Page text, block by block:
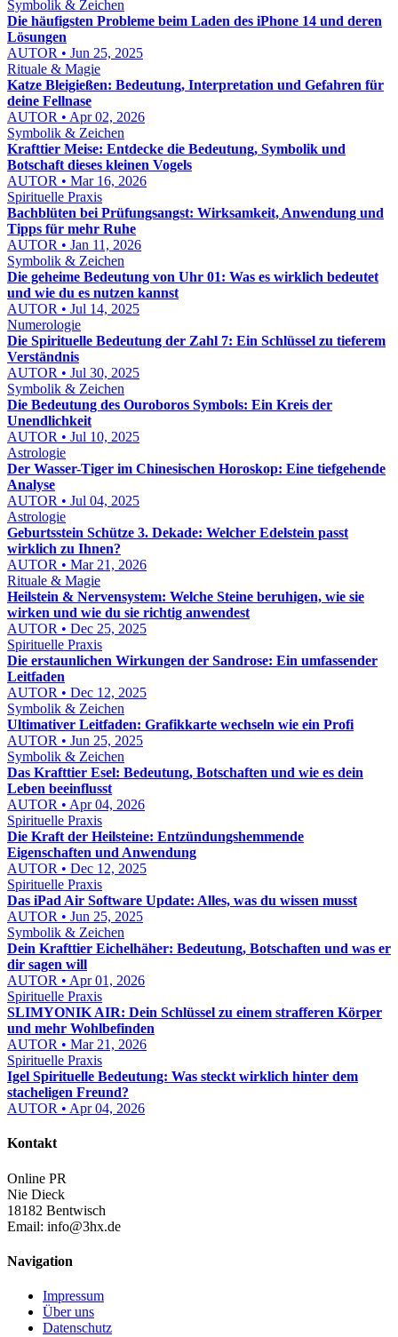
Symbolik & Zeichen
Die häufigsten Probleme beim Laden des iPhone 14 und deren
Lösungen
AUTOR • Jun 25, 2025
Rituale & Magie
Katze Bleigießen: Bedeutung, Interpretation und Gefahren für
deine Fellnase
AUTOR • Apr 02, 2026
Symbolik & Zeichen
Krafttier Meise: Entdecke die Bedeutung, Symbolik und
Botschaft dieses kleinen Vogels
AUTOR • Mar 16, 2026
Spirituelle Praxis
Bachblüten bei Prüfungsangst: Wirksamkeit, Anwendung und
Tipps für mehr Ruhe
AUTOR • Jan 11, 2026
Symbolik & Zeichen
Die geheime Bedeutung von Uhr 01: Was es wirklich bedeutet
und wie du es nutzen kannst
AUTOR • Jul 14, 2025
Numerologie
Die Spirituelle Bedeutung der Zahl 7: Ein Schlüssel zu tieferem
Verständnis
AUTOR • Jul 30, 2025
Symbolik & Zeichen
Die Bedeutung des Ouroboros Symbols: Ein Kreis der
Unendlichkeit
AUTOR • Jul 10, 2025
Astrologie
Der Wasser-Tiger im Chinesischen Horoskop: Eine tiefgehende
Analyse
AUTOR • Jul 04, 2025
Astrologie
Geburtsstein Schütze 3. Dekade: Welcher Edelstein passt
wirklich zu Ihnen?
AUTOR • Mar 21, 2026
Rituale & Magie
Heilstein & Nervensystem: Welche Steine beruhigen, wie sie
wirken und wie du sie richtig anwendest
AUTOR • Dec 25, 2025
Spirituelle Praxis
Die erstaunlichen Wirkungen der Sandrose: Ein umfassender
Leitfaden
AUTOR • Dec 12, 2025
Symbolik & Zeichen
Ultimativer Leitfaden: Grafikkarte wechseln wie ein Profi
AUTOR • Jun 25, 2025
Symbolik & Zeichen
Das Krafttier Esel: Bedeutung, Botschaften und wie es dein
Leben beeinflusst
AUTOR • Apr 04, 2026
Spirituelle Praxis
Die Kraft der Heilsteine: Entzündungshemmende
Eigenschaften und Anwendung
AUTOR • Dec 12, 2025
Spirituelle Praxis
Das iPad Air Software Update: Alles, was du wissen musst
AUTOR • Jun 25, 2025
Symbolik & Zeichen
Dein Krafttier Eichelhäher: Bedeutung, Botschaften und was er
dir sagen will
AUTOR • Apr 01, 2026
Spirituelle Praxis
SLIMYONIK AIR: Dein Schlüssel zu einem strafferen Körper
und mehr Wohlbefinden
AUTOR • Mar 21, 2026
Spirituelle Praxis
Igel Spirituelle Bedeutung: Was steckt wirklich hinter dem
stacheligen Freund?
AUTOR • Apr 04, 2026
Kontakt
Online PR
Nie Dieck
18182 Bentwisch
Email: info@3hx.de
Navigation
Impressum
Über uns
Datenschutz